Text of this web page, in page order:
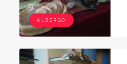
ALBERGO